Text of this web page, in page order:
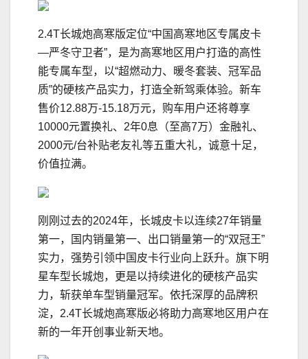
2.4T长城炮高寒版定位“中国高寒地区专属皮卡
—严冬守卫者”，是为高寒地区用户打造的高性
能专属车型，以“超燃动力、暖冬套装、冠军品
质”的硬核产品实力，打造全新驾乘体验。新车
售价12.88万-15.18万元，购车用户还将尊享
10000元置换礼、2年0息（至高7万）金融礼、
2000元/台补贴老友礼等五重大礼，诚意十足，
价值拉满。
刚刚过去的2024年，长城皮卡以连续27年销量
第一，国内销量第一、出口销量第一的“双冠王”
实力，强势引领中国皮卡行业向上跃升。旗下明
星车型长城炮，更是以持续进化的硬核产品实
力，斩获单车型销量冠军。依托深厚的品牌积
淀，2.4T长城炮高寒版必将助力高寒地区用户在
新的一年开创事业新天地。